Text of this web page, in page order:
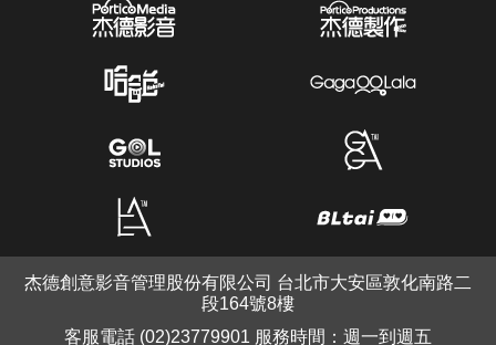
杰德創意影音管理股份有限公司 台北市大安區敦化南路二
段164號8樓
客服電話 (02)23779901 服務時間：週一到週五